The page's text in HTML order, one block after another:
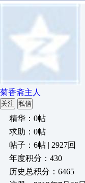
菊香斋主人
关注 私信
精华：0帖
求助：0帖
帖子：6帖 | 2927回
年度积分：430
历史总积分：6465